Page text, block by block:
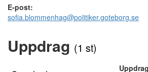
E-post:
sofia.blommenhag@politiker.goteborg.se
Uppdrag (1 st)
Uppdrag